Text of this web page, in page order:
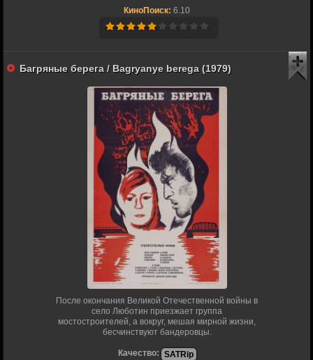
КиноПоиск: 6.10
Багряные берега / Bagryanye berega (1979)
После окончания Великой Отечественной войны в
село Люботин приезжает группа
мостостроителей, а вокруг, мешая мирной жизни,
бесчинствуют бандеровцы.
Качество: SATRip